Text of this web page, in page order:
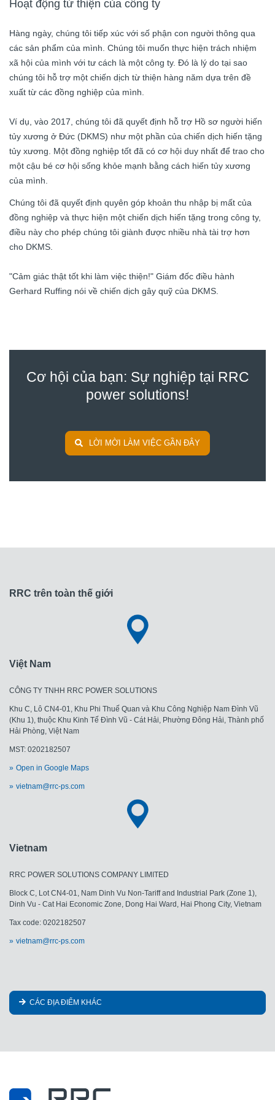
Hoạt động từ thiện của công ty
Hàng ngày, chúng tôi tiếp xúc với số phận con người thông qua
các sản phẩm của mình. Chúng tôi muốn thực hiện trách nhiệm
xã hội của mình với tư cách là một công ty. Đó là lý do tại sao
chúng tôi hỗ trợ một chiến dịch từ thiện hàng năm dựa trên đề
xuất từ các đồng nghiệp của mình.
Ví dụ, vào 2017, chúng tôi đã quyết định hỗ trợ Hồ sơ người hiến
tủy xương ở Đức (DKMS) như một phần của chiến dịch hiến tặng
tủy xương. Một đồng nghiệp tốt đã có cơ hội duy nhất để trao cho
một cậu bé cơ hội sống khỏe mạnh bằng cách hiến tủy xương
của mình.
Chúng tôi đã quyết định quyên góp khoản thu nhập bị mất của
đồng nghiệp và thực hiện một chiến dịch hiến tặng trong công ty,
điều này cho phép chúng tôi giành được nhiều nhà tài trợ hơn
cho DKMS.
"Cảm giác thật tốt khi làm việc thiện!" Giám đốc điều hành
Gerhard Ruffing nói về chiến dịch gây quỹ của DKMS.
Cơ hội của bạn: Sự nghiệp tại RRC
power solutions!
LỜI MỜI LÀM VIỆC GẦN ĐÂY
RRC trên toàn thế giới
Việt Nam
CÔNG TY TNHH RRC POWER SOLUTIONS
Khu C, Lô CN4-01, Khu Phi Thuế Quan và Khu Công Nghiệp Nam Đình Vũ
(Khu 1), thuộc Khu Kinh Tế Đình Vũ - Cát Hải, Phường Đông Hải, Thành phố
Hải Phòng, Việt Nam
MST: 0202182507
Open in Google Maps
vietnam@rrc-ps.com
Vietnam
RRC POWER SOLUTIONS COMPANY LIMITED
Block C, Lot CN4-01, Nam Dinh Vu Non-Tariff and Industrial Park (Zone 1),
Dinh Vu - Cat Hai Economic Zone, Dong Hai Ward, Hai Phong City, Vietnam
Tax code: 0202182507
vietnam@rrc-ps.com
CÁC ĐỊA ĐIỂM KHÁC